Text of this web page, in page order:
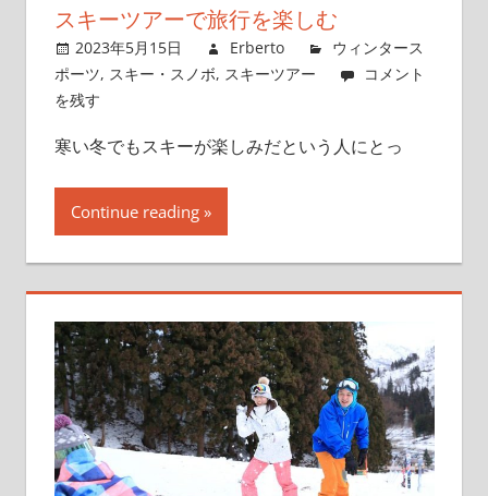
スキーツアーで旅行を楽しむ
2023年5月15日 Erberto
ウィンタース
ポーツ, スキー・スノボ, スキーツアー
コメント
を残す
寒い冬でもスキーが楽しみだという人にとっ
Continue reading